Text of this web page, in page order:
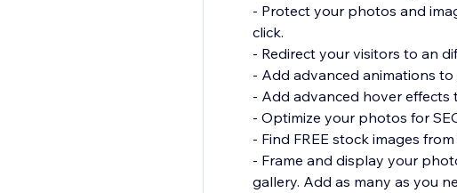
- Protect your photos and
click.
- Redirect your visitors to an
- Add advanced animations to
- Add advanced hover effects
- Optimize your photos for
- Find FREE stock images
- Frame and display your
gallery. Add as many as you